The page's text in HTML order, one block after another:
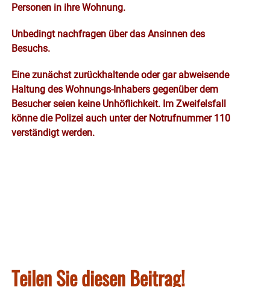
Personen in ihre Wohnung.
Unbedingt nachfragen über das Ansinnen des
Besuchs.
Eine zunächst zurückhaltende oder gar abweisende
Haltung des Wohnungs-Inhabers gegenüber dem
Besucher seien keine Unhöflichkeit. Im Zweifelsfall
könne die Polizei auch unter der Notrufnummer 110
verständigt werden.
Teilen Sie diesen Beitrag!